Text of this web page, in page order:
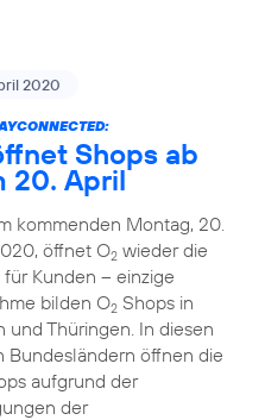
2020
:
Shops ab
20. April
kommenden Montag, 20.
öffnet O2wieder die
Kunden – einzige
bilden O2Shops in
und Thüringen. In diesen
Bundesländern öffnen die
aufgrund der
der